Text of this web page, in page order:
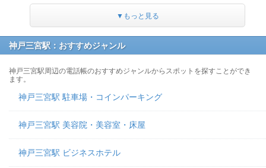
▼もっと見る
神戸三宮駅：おすすめジャンル
神戸三宮駅周辺の電話帳のおすすめジャンルからスポットを探すことができ
ます。
神戸三宮駅 駐車場・コインパーキング
神戸三宮駅 美容院・美容室・床屋
神戸三宮駅 ビジネスホテル